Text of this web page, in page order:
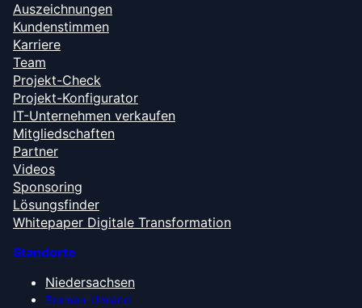
Auszeichnungen
Kundenstimmen
Karriere
Team
Projekt-Check
Projekt-Konfigurator
IT-Unternehmen verkaufen
Mitgliedschaften
Partner
Videos
Sponsoring
Lösungsfinder
Whitepaper Digitale Transformation
Standorte
Niedersachsen
Bremen-Umland